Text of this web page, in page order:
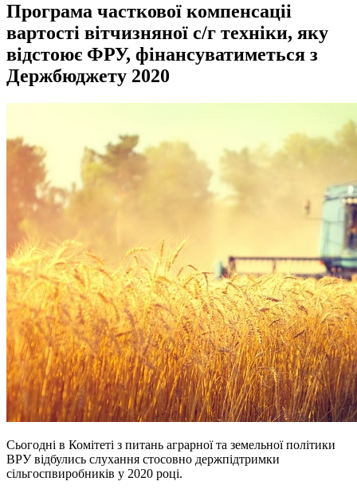
Програма часткової компенсаціі
вартості вітчизняної с/г техніки, яку
відстоює ФРУ, фінансуватиметься з
Держбюджету 2020
Сьогодні в Комітеті з питань аграрної та земельної політики
ВРУ відбулись слухання стосовно держпідтримки
сільгоспвиробників у 2020 році.